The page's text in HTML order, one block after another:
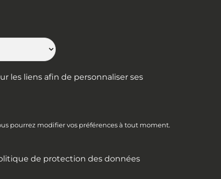
les liens afin de personnaliser ses
pourrez modifier vos préférences à tout moment.
de protection des données